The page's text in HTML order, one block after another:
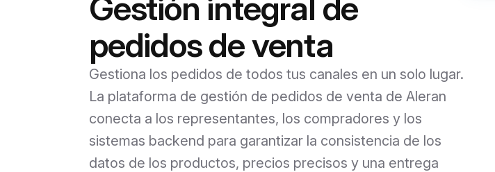
pedidos de venta
Gestiona los pedidos de todos tus canales en un solo lugar.
La plataforma de gestión de pedidos de venta de Aleran
conecta a los representantes, los compradores y los
sistemas backend para garantizar la consistencia de los
datos de los productos, precios precisos y una entrega